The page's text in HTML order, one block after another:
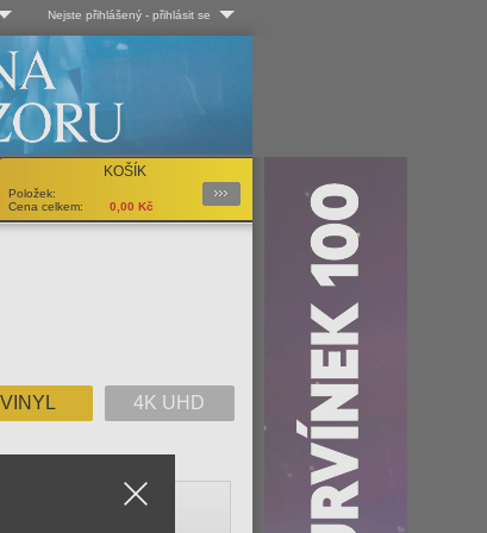
Nejste přihlášený - přihlásit se
Log-in
jméno:
KOŠÍK
Položek:
Cena celkem:
0,00 Kč
Podrobnosti
VINYL 4K UHD
Close